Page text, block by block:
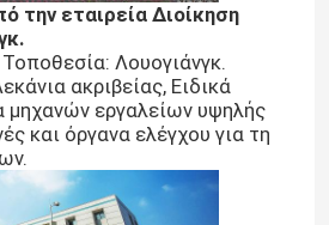
την εταιρεία ∆ιοίκηση
Λουογιάνγκ.
ακριβείας, Ειδικά
μηχανών εργαλείων υψηλής
και όργανα ελέγχου για τη